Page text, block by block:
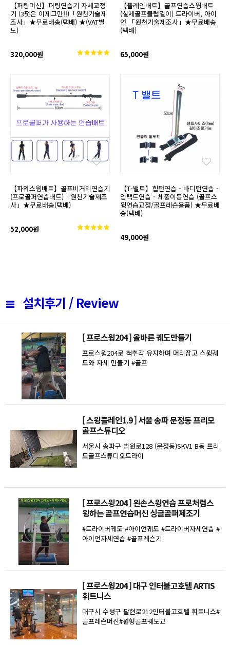
【퍼팅머신】퍼팅연습기 자세교정
기 (3펏은 이제그만!!)「원천기술제
조사」★무료배송(택배) ★(VAT별
도)
320,000원
【플레인배트】골프연습스윙배트
(실제골프클럽길이) 드라이버, 아이
언 「원천기술제조사」★무료배송
(택배)
65,000원
【파워스윙배트】골프비거리연습기
(프로골퍼연습배트)「원천기술제조
사」★무료배송(택배)
52,000원
【T-밸트】힙턴연습 - 바디턴연습 -
임팩트연습 - 체중이동연습 (골프스
윙연습교정/골프레슨용품) ★무료배
송(택배)
49,000원
설치후기 / Review
[ 프로스윙204 ] 올바른 궤도만들기
프로스윙204로 척추각 유지하며 머리잡고 스윙궤
도와 자세 만들기 #골프
[ 스윙플레인1.9 ] 서울 송파 문정동 프리모
골프스튜디오
서울시 송파구 법원로128 (문정동)SKV1 B동 프리
모골프스튜디오드라이
[ 프로스윙204 ] 왼손스윙연습 프로처럼스
윙하는 골프연습머신 싱글골퍼제조기
#드라이버궤도 #아이언궤도 #드라이버자세연습 #
아이언자세연습 #골프레슨기
[ 프로스윙204 ] 대구 인터불고호텔 ARTIS
휘트니스
대구시 수성구 팔현로212인터불고호텔 휘트니스#
골프레슨머신#원형골프궤도교